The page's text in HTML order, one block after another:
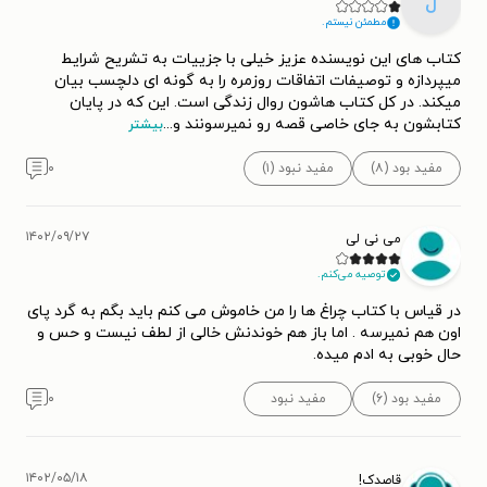
ونویسندگان مطبوعات» و حتی «جایزه‌ی کتاب سال رمان و
داستان» را از آن خود کند.
«چراغ‌ها را من خاموش می‌کنم» توسط «فرانکلین لوئیس» با نام
«چیزهایی هست که نگفتیم» به زبان انگلیسی ترجمه شد و آمار
فروش قابل‌قبولی از خود بر جای گذاشت و به یکی از
هم‌چنین به زبان‌های یونانی، نروژی، آلمانی، فرانسوی، چینی و
ترکی نیز ترجمه شده است.
رمان بعدی پیرزاد با نام عادت می‌کنیم روایت‌گر زندگی مادری
مطلقه به نام آرزو صارمی است که دلش می‌خواهد بعضی وقت‌ها
خودش را دوست بدارد و کاری را که مطابق میل خودش است،
ادبیات مواجه و به زبان‌های فرانسوی، ایتالیایی و گرجی ترجمه شد،
مطمئن نیستم.
کتاب های این نویسنده عزیز خیلی با جزییات به تشریح شرایط
میپردازه و توصیفات اتفاقات روزمره را به گونه ای دلچسب بیان
میکند. در کل کتاب هاشون روال زندگی است. این که در پایان
کتابشون به جای خاصی قصه رو نمیرسونند و...بیشتر
مفید بود (۸) مفید نبود (۱) ۰
می نی لی
توصیه می‌کنم.
۱۴۰۲/۰۹/۲۷
در قیاس با کتاب چراغ ها را من خاموش می کنم باید بگم به گرد پای
اون هم نمیرسه . اما باز هم خوندنش خالی از لطف نیست و حس و
حال خوبی به ادم میده.
مفید بود (۶) مفید نبود ۰
قاصدک! ۱۴۰۲/۰۵/۱۸